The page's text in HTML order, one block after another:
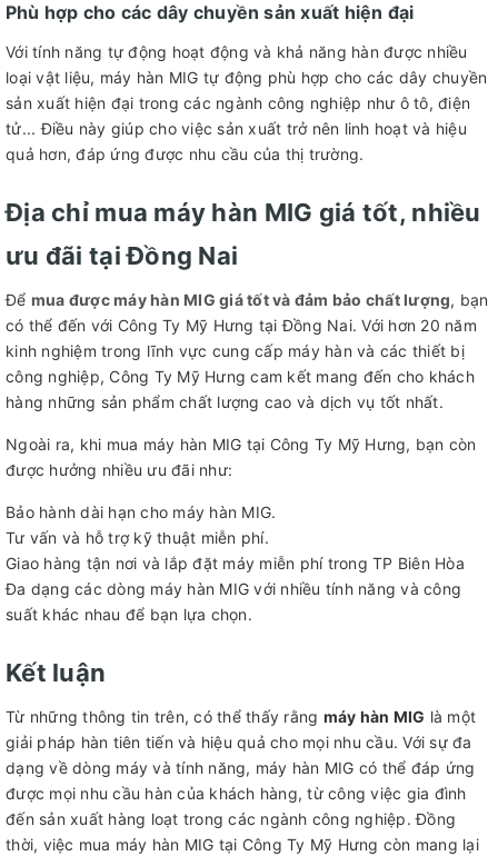
Phù hợp cho các dây chuyền sản xuất hiện đại
Với tính năng tự động hoạt động và khả năng hàn được nhiều
loại vật liệu, máy hàn MIG tự động phù hợp cho các dây chuyền
sản xuất hiện đại trong các ngành công nghiệp như ô tô, điện
tử... Điều này giúp cho việc sản xuất trở nên linh hoạt và hiệu
quả hơn, đáp ứng được nhu cầu của thị trường.
Địa chỉ mua máy hàn MIG giá tốt, nhiều
ưu đãi tại Đồng Nai
Để mua được máy hàn MIG giá tốt và đảm bảo chất lượng, bạn
có thể đến với Công Ty Mỹ Hưng tại Đồng Nai. Với hơn 20 năm
kinh nghiệm trong lĩnh vực cung cấp máy hàn và các thiết bị
công nghiệp, Công Ty Mỹ Hưng cam kết mang đến cho khách
hàng những sản phẩm chất lượng cao và dịch vụ tốt nhất.
Ngoài ra, khi mua máy hàn MIG tại Công Ty Mỹ Hưng, bạn còn
được hưởng nhiều ưu đãi như:
Bảo hành dài hạn cho máy hàn MIG.
Tư vấn và hỗ trợ kỹ thuật miễn phí.
Giao hàng tận nơi và lắp đặt máy miễn phí trong TP Biên Hòa
Đa dạng các dòng máy hàn MIG với nhiều tính năng và công
suất khác nhau để bạn lựa chọn.
Kết luận
Từ những thông tin trên, có thể thấy rằng máy hàn MIG là một
giải pháp hàn tiên tiến và hiệu quả cho mọi nhu cầu. Với sự đa
dạng về dòng máy và tính năng, máy hàn MIG có thể đáp ứng
được mọi nhu cầu hàn của khách hàng, từ công việc gia đình
đến sản xuất hàng loạt trong các ngành công nghiệp. Đồng
thời, việc mua máy hàn MIG tại Công Ty Mỹ Hưng còn mang lại